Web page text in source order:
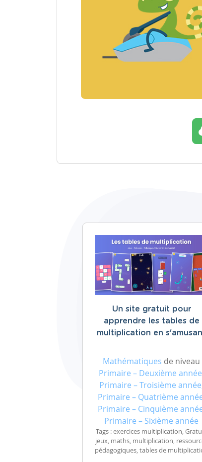
Un site gratuit pour
apprendre les tables de
multiplication en
Mathématiques de niveau
Primaire – Deuxième
Primaire – Troisième
Primaire – Quatrième
Primaire – Cinquième
Primaire – Sixième année
Tags : exercices multiplication,
jeux, maths, multiplication,
pédagogiques, tables de